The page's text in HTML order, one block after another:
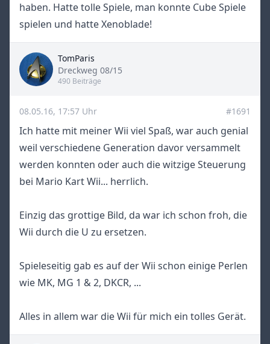
haben. Hatte tolle Spiele, man konnte Cube Spiele
spielen und hatte Xenoblade!
TomParis
Title
Dreckweg 08/15
490 Beiträge
08.05.16, 17:57 Uhr #1691
Ich hatte mit meiner Wii viel Spaß, war auch genial
weil verschiedene Generation davor versammelt
werden konnten oder auch die witzige Steuerung
bei Mario Kart Wii... herrlich.
Einzig das grottige Bild, da war ich schon froh, die
Wii durch die U zu ersetzen.
Spieleseitig gab es auf der Wii schon einige Perlen
wie MK, MG 1 & 2, DKCR, ...
Alles in allem war die Wii für mich ein tolles Gerät.